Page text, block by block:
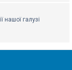
нашої галузі